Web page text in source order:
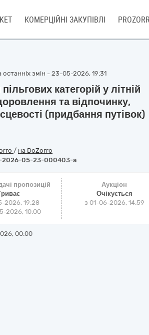
КОМЕРЦІЙНІ ЗАКУПІВЛІ
змін - 23-05-2026, 19:31
категорій у літній
та відпочинку,
(придбання путівок)
/ на DoZorro
2026-05-23-000403-a
пропозицій
2026, 19:28
2026, 10:00
Аукціон
Очікується
з 01-06-2026, 14:59
00:00